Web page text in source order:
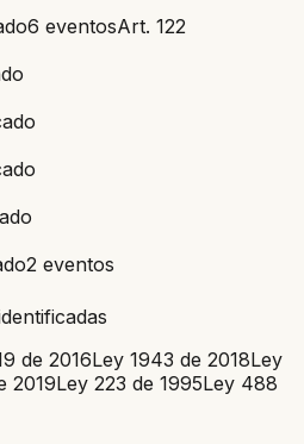
6 eventosArt. 122
2 eventos
de 2016Ley 1943 de 2018Ley
2019Ley 223 de 1995Ley 488